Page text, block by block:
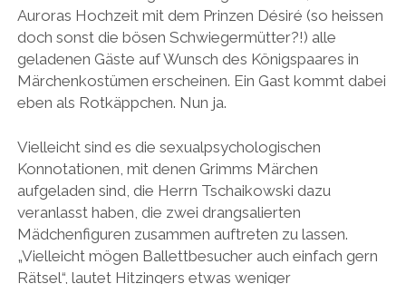
Auroras Hochzeit mit dem Prinzen Désiré (so heissen
doch sonst die bösen Schwiegermütter?!) alle
geladenen Gäste auf Wunsch des Königspaares in
Märchenkostümen erscheinen. Ein Gast kommt dabei
eben als Rotkäppchen. Nun ja.
Vielleicht sind es die sexualpsychologischen
Konnotationen, mit denen Grimms Märchen
aufgeladen sind, die Herrn Tschaikowski dazu
veranlasst haben, die zwei drangsalierten
Mädchenfiguren zusammen auftreten zu lassen.
„Vielleicht mögen Ballettbesucher auch einfach gern
Rätsel“, lautet Hitzingers etwas weniger